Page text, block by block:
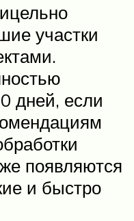
участки
дней, если
появляются
и быстро